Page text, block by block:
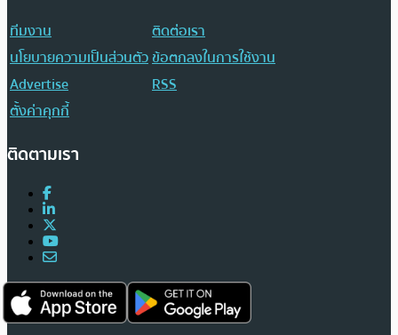
ทีมงาน
ติดต่อเรา
นโยบายความเป็นส่วนตัวข้อตกลงในการใช้งาน
Advertise
RSS
ตั้งค่าคุกกี้
ติดตามเรา